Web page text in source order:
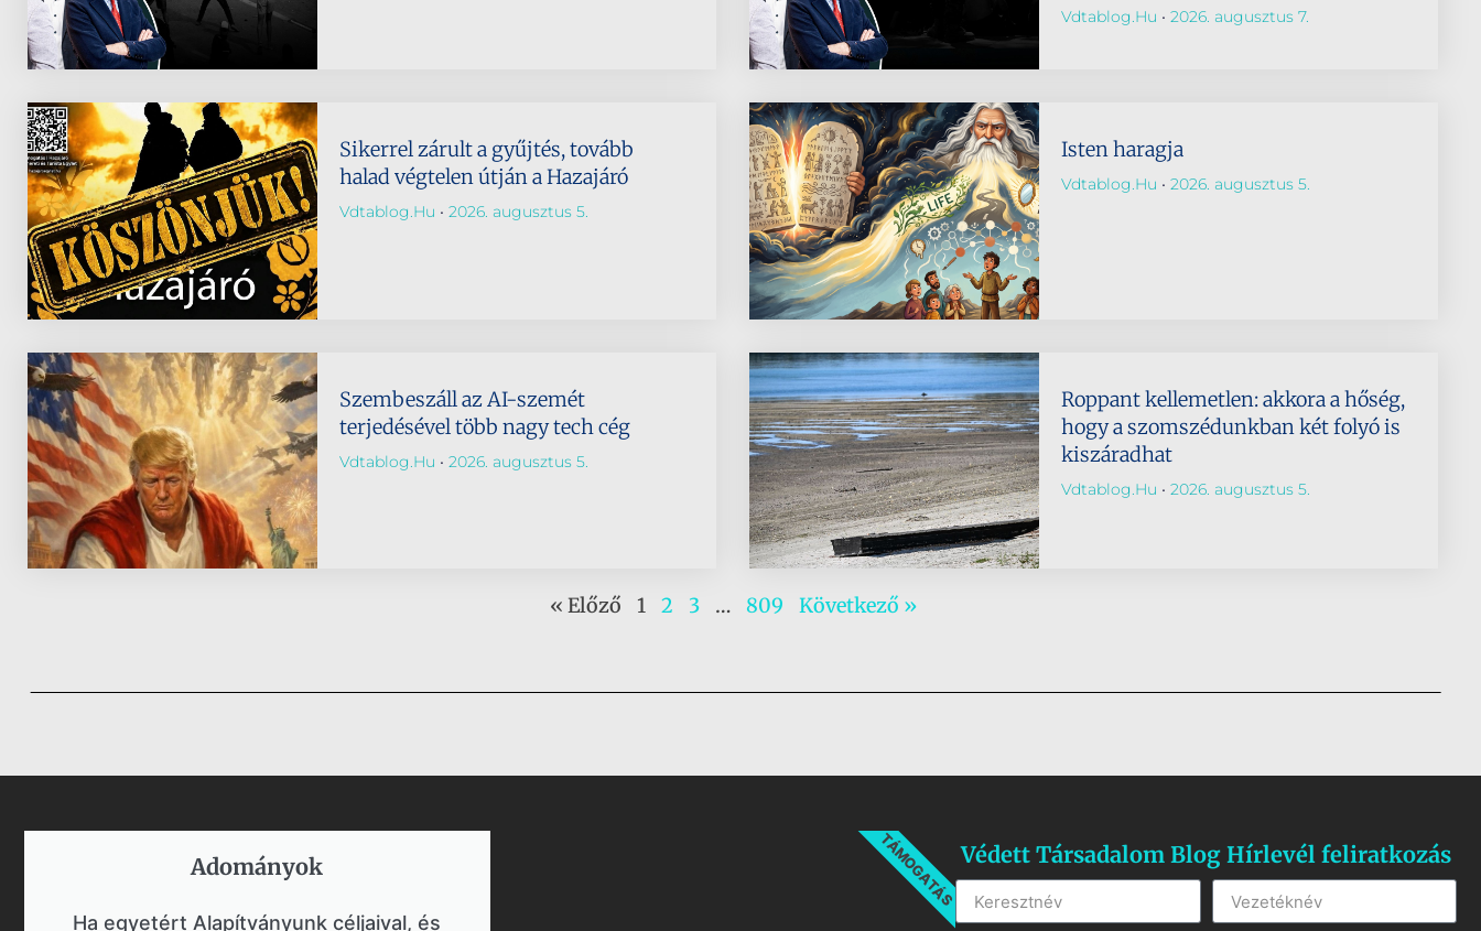
Vdtablog.hu 2026. augusztus 7.
Sikerrel zárult a gyűjtés, tovább
halad végtelen útján a Hazajáró
Vdtablog.hu 2026. augusztus 5.
Isten haragja
Vdtablog.hu 2026. augusztus 5.
Szembeszáll az AI-szemét
terjedésével több nagy tech cég
Vdtablog.hu 2026. augusztus 5.
Roppant kellemetlen: akkora a hőség,
hogy a szomszédunkban két folyó is
kiszáradhat
Vdtablog.hu 2026. augusztus 5.
« Előző 1 2 3 … 809 Következő »
Adományok​
Ha egyetért Alapítványunk céljaival, és
TÁMOGATÁSVédett Társadalom Blog Hírlevél feliratkozás